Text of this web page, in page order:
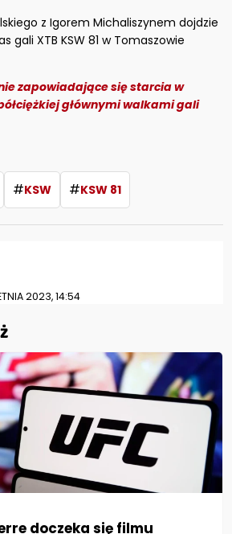
z Igorem Michaliszynem dojdzie
gali XTB KSW 81 w Tomaszowie
zapowiadające się starcia w
głównymi walkami gali
#KSW #KSW 81
2023, 14:54
doczeka się filmu